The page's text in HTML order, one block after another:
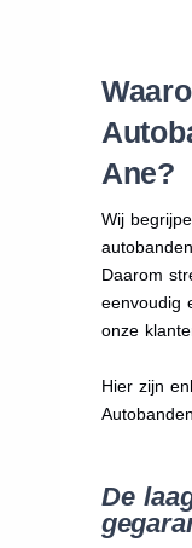
Ane?
Wij
Daarom
eenvoudig
onze
Hier zijn
De